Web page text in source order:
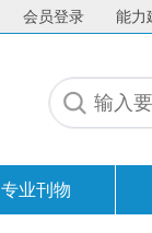
会员登录 能力
专业刊物